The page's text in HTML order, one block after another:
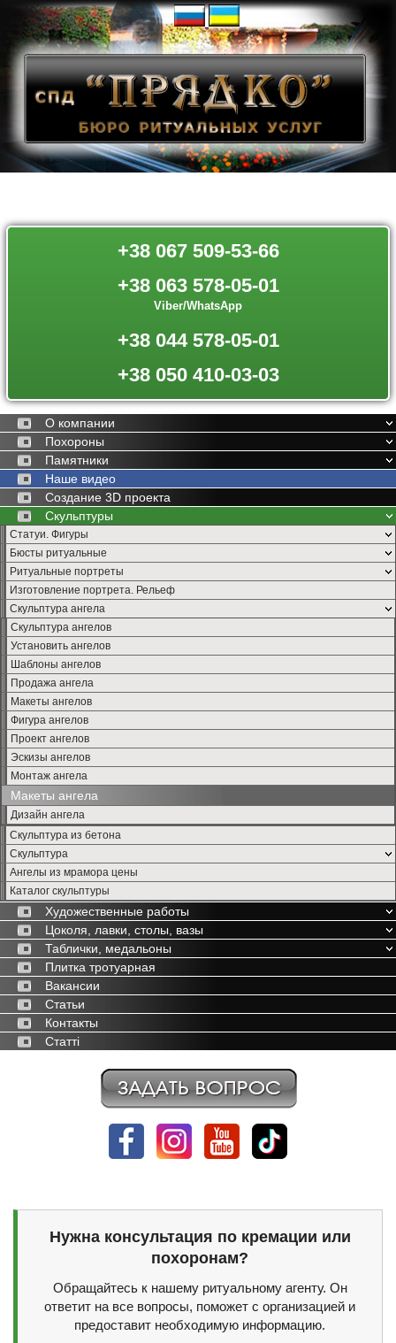
+38 067 509-53-66
+38 063 578-05-01
Viber/WhatsApp
+38 044 578-05-01
+38 050 410-03-03
О компании
Похороны
Памятники
Наше видео
Создание 3D проекта
Скульптуры
Статуи. Фигуры
Бюсты ритуальные
Ритуальные портреты
Изготовление портрета. Рельеф
Скульптура ангела
Скульптура ангелов
Установить ангелов
Шаблоны ангелов
Продажа ангела
Макеты ангелов
Фигура ангелов
Проект ангелов
Эскизы ангелов
Монтаж ангела
Макеты ангела
Дизайн ангела
Скульптура из бетона
Скульптура
Ангелы из мрамора цены
Каталог скульптуры
Художественные работы
Цоколя, лавки, столы, вазы
Таблички, медальоны
Плитка тротуарная
Вакансии
Статьи
Контакты
Статті
Нужна консультация по кремации или
похоронам?
Обращайтесь к нашему ритуальному агенту. Он
ответит на все вопросы, поможет с организацией и
предоставит необходимую информацию.